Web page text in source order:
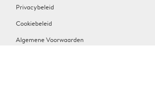
Privacybeleid
Cookiebeleid
Algemene Voorwaarden